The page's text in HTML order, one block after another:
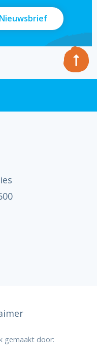
gemaakt door: